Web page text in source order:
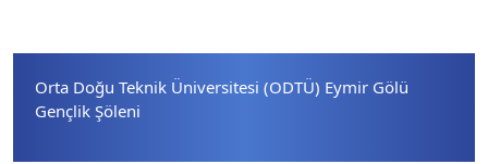
Orta Doğu Teknik Üniversitesi (ODTÜ) Eymir Gölü
Gençlik Şöleni